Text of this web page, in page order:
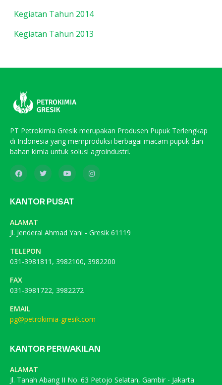
Kegiatan Tahun 2014
Kegiatan Tahun 2013
PT Petrokimia Gresik merupakan Produsen Pupuk Terlengkap
di Indonesia yang memproduksi berbagai macam pupuk dan
bahan kimia untuk solusi agroindustri.
KANTOR PUSAT
ALAMAT
Jl. Jenderal Ahmad Yani - Gresik 61119
TELEPON
031-3981811, 3982100, 3982200
FAX
031-3981722, 3982272
EMAIL
pg@petrokimia-gresik.com
KANTOR PERWAKILAN
ALAMAT
Jl. Tanah Abang II No. 63 Petojo Selatan, Gambir - Jakarta